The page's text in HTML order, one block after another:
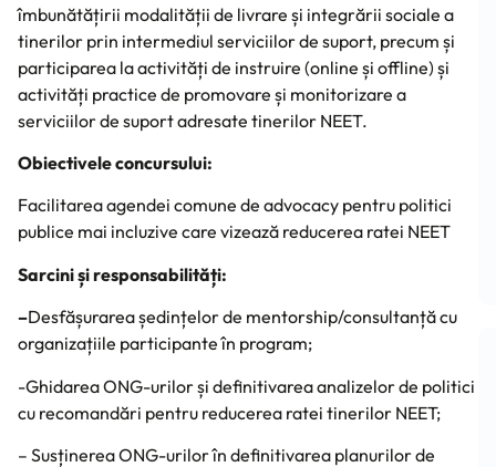
îmbunătățirii modalității de livrare și integrării sociale a
tinerilor prin intermediul serviciilor de suport, precum și
participarea la activități de instruire (online și offline) și
activități practice de promovare și monitorizare a
serviciilor de suport adresate tinerilor NEET.
Obiectivele concursului:
Facilitarea agendei comune de advocacy pentru politici
publice mai incluzive care vizează reducerea ratei NEET
Sarcini și responsabilități:
–Desfășurarea ședințelor de mentorship/consultanță cu
organizațiile participante în program;
-Ghidarea ONG-urilor și definitivarea analizelor de politici
cu recomandări pentru reducerea ratei tinerilor NEET;
– Susținerea ONG-urilor în definitivarea planurilor de